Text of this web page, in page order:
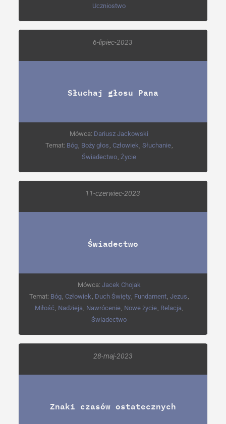
Uczniostwo
6-lipiec-2023
Słuchaj głosu Pana
Mówca: Dariusz Jackowski
Temat: Bóg Boży głos Człowiek ,Słuchanie
Świadectwo ,Życie
11-czerwiec-2023
Świadectwo
Mówca: Jacek Chojak
Temat: Bóg Człowiek Duch Święty Fundament ,Jezus
Miłość Nadzieja Nawrócenie Nowe życie Relacja
Świadectwo
28-maj-2023
Znaki czasów ostatecznych